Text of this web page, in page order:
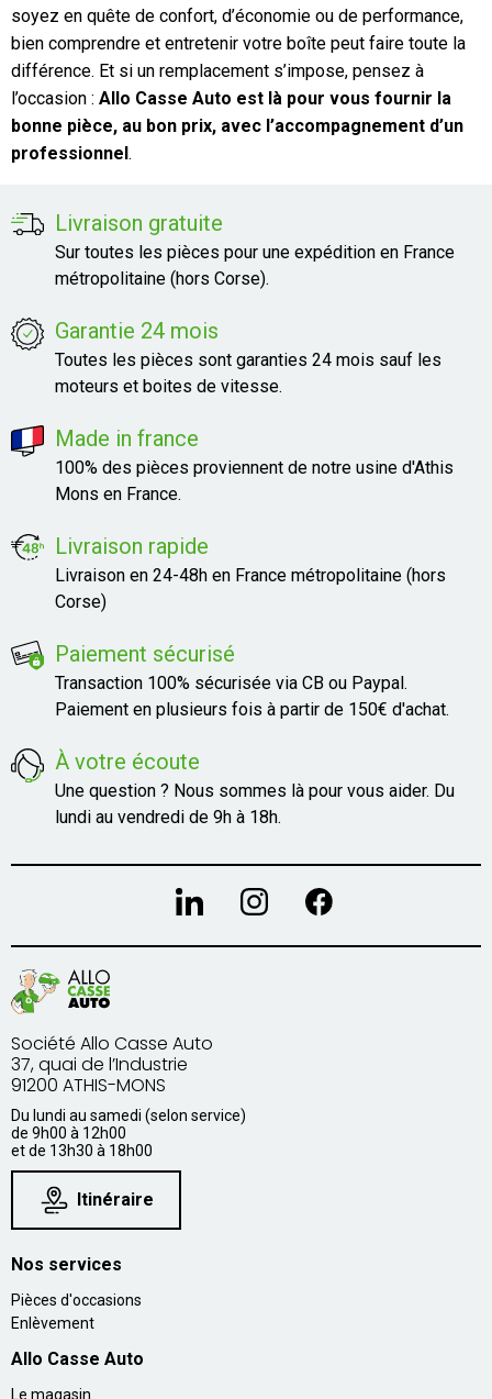
soyez en quête de confort, d’économie ou de performance,
bien comprendre et entretenir votre boîte peut faire toute la
différence. Et si un remplacement s’impose, pensez à
l’occasion : Allo Casse Auto est là pour vous fournir la
bonne pièce, au bon prix, avec l’accompagnement d’un
professionnel.
Livraison gratuite
Sur toutes les pièces pour une expédition en France
métropolitaine (hors Corse).
Garantie 24 mois
Toutes les pièces sont garanties 24 mois sauf les
moteurs et boites de vitesse.
Made in france
100% des pièces proviennent de notre usine d'Athis
Mons en France.
Livraison rapide
Livraison en 24-48h en France métropolitaine (hors
Corse)
Paiement sécurisé
Transaction 100% sécurisée via CB ou Paypal.
Paiement en plusieurs fois à partir de 150€ d'achat.
À votre écoute
Une question ? Nous sommes là pour vous aider. Du
lundi au vendredi de 9h à 18h.
Société Allo Casse Auto
37, quai de l’Industrie
91200 ATHIS-MONS
Du lundi au samedi (selon service)
de 9h00 à 12h00
et de 13h30 à 18h00
Itinéraire
Nos services
Pièces d'occasions
Enlèvement
Allo Casse Auto
Le magasin